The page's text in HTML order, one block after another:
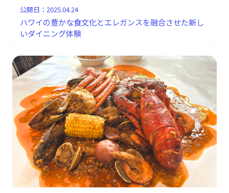
公開日：2025.04.24
ハワイの豊かな食文化とエレガンスを融合させた新し
いダイニング体験